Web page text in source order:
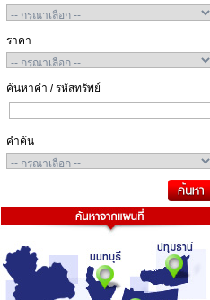
ราคา
ค้นหาคำ / รหัสทรัพย์
คำค้น